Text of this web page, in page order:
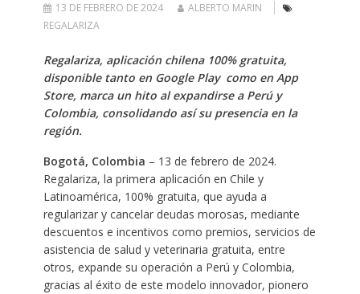
13 DE FEBRERO DE 2024
ALBERTO MARIN
REGALARIZA
Regalariza, aplicación chilena 100% gratuita,
disponible tanto en Google Play como en App
Store, marca un hito al expandirse a Perú y
Colombia, consolidando así su presencia en la
región.
Bogotá, Colombia – 13 de febrero de 2024.
Regalariza, la primera aplicación en Chile y
Latinoamérica, 100% gratuita, que ayuda a
regularizar y cancelar deudas morosas, mediante
descuentos e incentivos como premios, servicios de
asistencia de salud y veterinaria gratuita, entre
otros, expande su operación a Perú y Colombia,
gracias al éxito de este modelo innovador, pionero